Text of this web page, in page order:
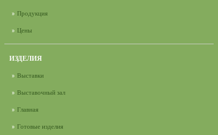
Продукция
Цены
ИЗДЕЛИЯ
Выставки
Выставочный зал
Главная
Готовые изделия